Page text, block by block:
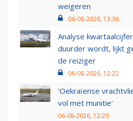
weigeren
06-08-2026, 13:36
Analyse
duurder wordt, lijkt
de reiziger
06-08-2026, 12:22
'Oekraïense
vol met munitie'
06-08-2026, 12:20